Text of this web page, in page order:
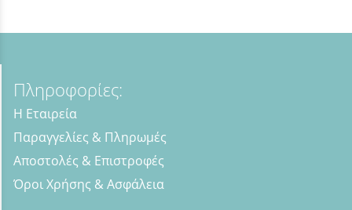
Πληροφορίες:
Η Εταιρεία
Παραγγελίες & Πληρωμές
Αποστολές & Επιστροφές
Όροι Χρήσης & Ασφάλεια